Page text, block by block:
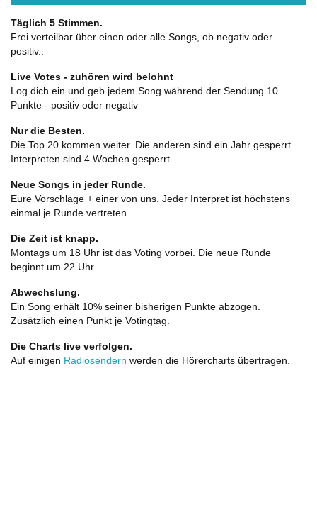
Täglich 5 Stimmen.
Frei verteilbar über einen oder alle Songs, ob negativ oder
positiv..
Live Votes - zuhören wird belohnt
Log dich ein und geb jedem Song während der Sendung 10
Punkte - positiv oder negativ
Nur die Besten.
Die Top 20 kommen weiter. Die anderen sind ein Jahr gesperrt.
Interpreten sind 4 Wochen gesperrt.
Neue Songs in jeder Runde.
Eure Vorschläge + einer von uns. Jeder Interpret ist höchstens
einmal je Runde vertreten.
Die Zeit ist knapp.
Montags um 18 Uhr ist das Voting vorbei. Die neue Runde
beginnt um 22 Uhr.
Abwechslung.
Ein Song erhält 10% seiner bisherigen Punkte abzogen.
Zusätzlich einen Punkt je Votingtag.
Die Charts live verfolgen.
Auf einigen Radiosendern werden die Hörercharts übertragen.